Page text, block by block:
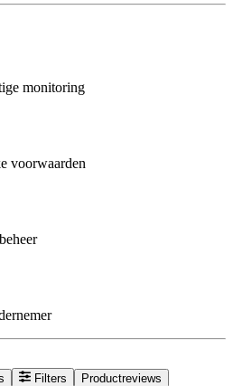
monitoring
voorwaarden
Filters Productreviews